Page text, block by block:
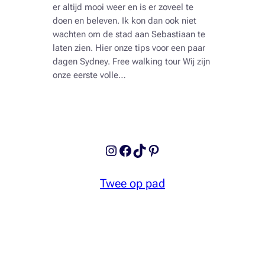
er altijd mooi weer en is er zoveel te
doen en beleven. Ik kon dan ook niet
wachten om de stad aan Sebastiaan te
laten zien. Hier onze tips voor een paar
dagen Sydney. Free walking tour Wij zijn
onze eerste volle…
Instagram
Facebook
TikTokPinterest
Twee op pad